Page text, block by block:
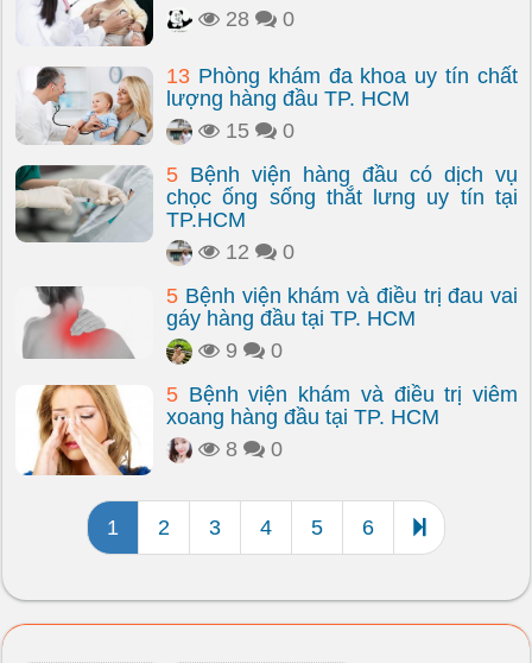
28
0
13 Phòng khám đa khoa uy tín chất
lượng hàng đầu TP. HCM
15
0
5 Bệnh viện hàng đầu có dịch vụ
chọc ống sống thắt lưng uy tín tại
TP.HCM
12
0
5 Bệnh viện khám và điều trị đau vai
gáy hàng đầu tại TP. HCM
9
0
5 Bệnh viện khám và điều trị viêm
xoang hàng đầu tại TP. HCM
8
0
1 2 3 4 5 6